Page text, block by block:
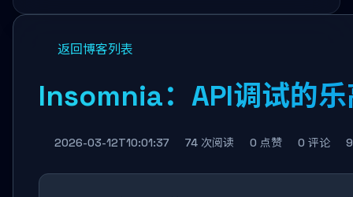
返回博客列表
Insomnia：API调试的
2026-03-12T10:01:37 74 次阅读 0 点赞 0 评论